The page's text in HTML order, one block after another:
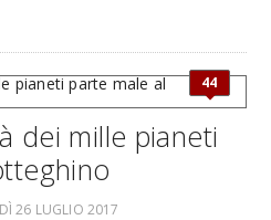
44
dei mille pianeti
26 LUGLIO 2017